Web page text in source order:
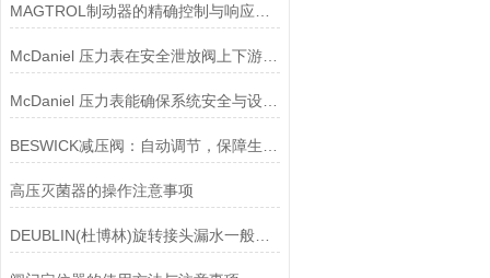
McDaniel 压力表在安全泄放阀上下游压力监测中的应用
McDaniel 压力表能确保系统安全与设备寿命延长
高压灭菌器的操作注意事项
DEUBLIN(杜博林)旋转接头漏水一般应从以下几个方面来找原因